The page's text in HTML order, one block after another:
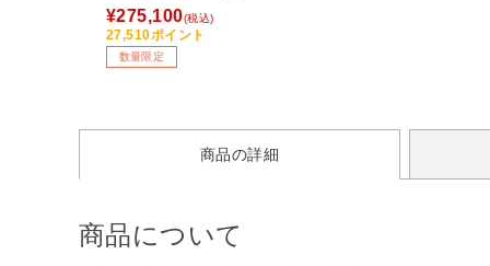
グレー ［16.0型 /Windows1
1 Home /intel Core i7 /メモ
リ：16GB /SSD：1TB /日本
語版キーボード /2025年3月
¥275,100(税込)
27,510ポイント
数量限定
商品の詳細
商品について